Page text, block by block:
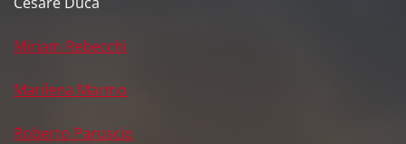
Miriam Rebecchi
Marilena Marmo
Roberto Paruscio